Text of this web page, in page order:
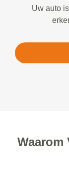
Uw auto
Waarom